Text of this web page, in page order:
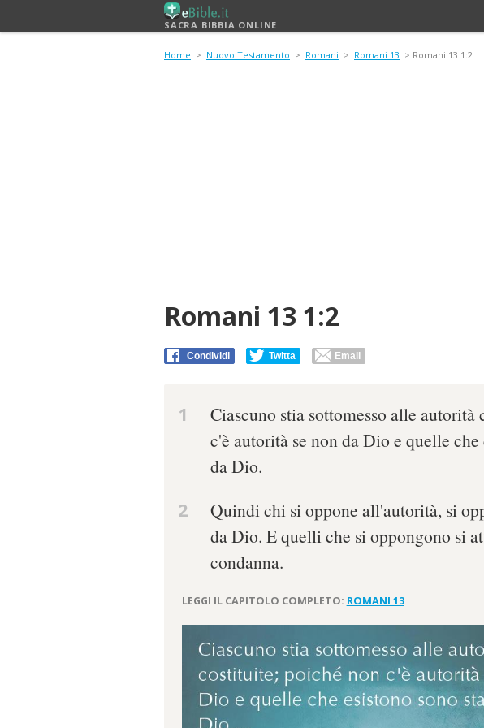
SACRA BIBBIA ONLINE
Home > Nuovo Testamento > Romani > Romani 13 > Romani 13 1:2
Romani 13 1:2
Condividi Twitta Email
1
Ciascuno stia sottomesso alle
c'è autorità se non da Dio e quelle
da Dio.
2
Quindi chi si oppone all'autorità, si
da Dio. E quelli che si oppongono si
condanna.
LEGGI IL CAPITOLO COMPLETO: ROMANI 13